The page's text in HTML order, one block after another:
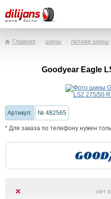
Главная шины летние шины
Goodyear Eagle
Артикул: № 482565
* Для заказа по телефону нужен
нет